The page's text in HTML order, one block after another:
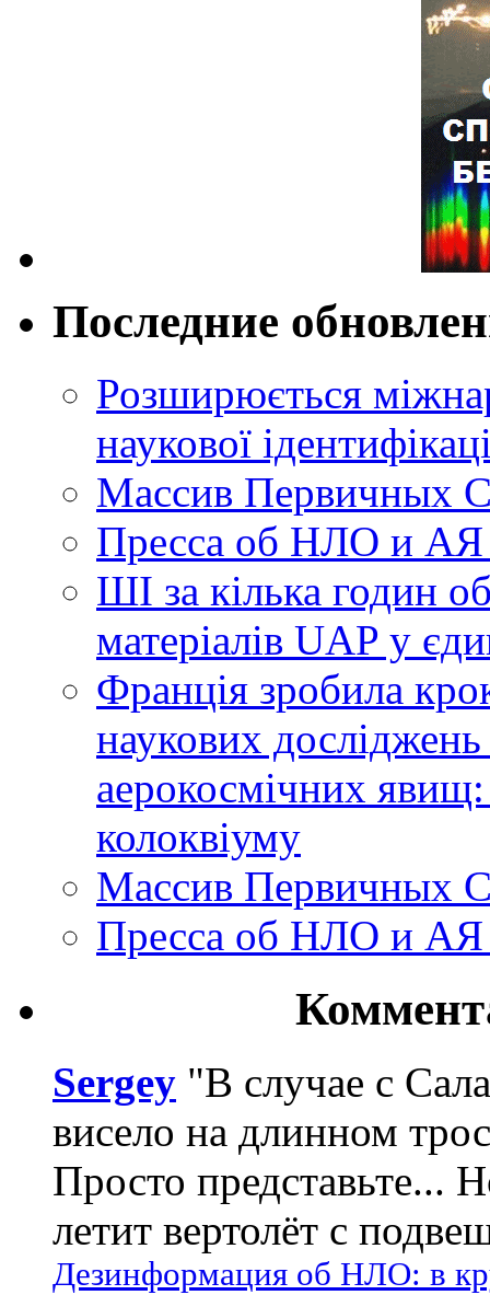
Последние
Розширюється
наукової
Массив Первичных
Пресса об НЛО и
ШІ за кілька годин
матеріалів UAP у
Франція зробила
наукових
аерокосмічних
колоквіуму
Массив Первичных
Пресса об НЛО и
Sergey "В случае с
висело на длинном
Просто представьте...
летит вертолёт с
Дезинформация об НЛО: в